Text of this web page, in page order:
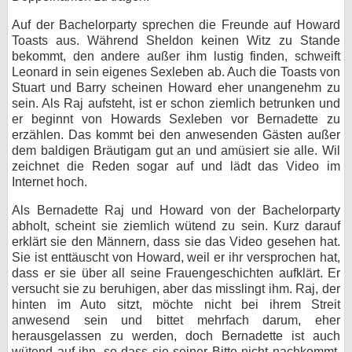
Auf der Bachelorparty sprechen die Freunde auf Howard
Toasts aus. Während Sheldon keinen Witz zu Stande
bekommt, den andere außer ihm lustig finden, schweift
Leonard in sein eigenes Sexleben ab. Auch die Toasts von
Stuart und Barry scheinen Howard eher unangenehm zu
sein. Als Raj aufsteht, ist er schon ziemlich betrunken und
er beginnt von Howards Sexleben vor Bernadette zu
erzählen. Das kommt bei den anwesenden Gästen außer
dem baldigen Bräutigam gut an und amüsiert sie alle. Wil
zeichnet die Reden sogar auf und lädt das Video im
Internet hoch.
Als Bernadette Raj und Howard von der Bachelorparty
abholt, scheint sie ziemlich wütend zu sein. Kurz darauf
erklärt sie den Männern, dass sie das Video gesehen hat.
Sie ist enttäuscht von Howard, weil er ihr versprochen hat,
dass er sie über all seine Frauengeschichten aufklärt. Er
versucht sie zu beruhigen, aber das misslingt ihm. Raj, der
hinten im Auto sitzt, möchte nicht bei ihrem Streit
anwesend sein und bittet mehrfach darum, eher
herausgelassen zu werden, doch Bernadette ist auch